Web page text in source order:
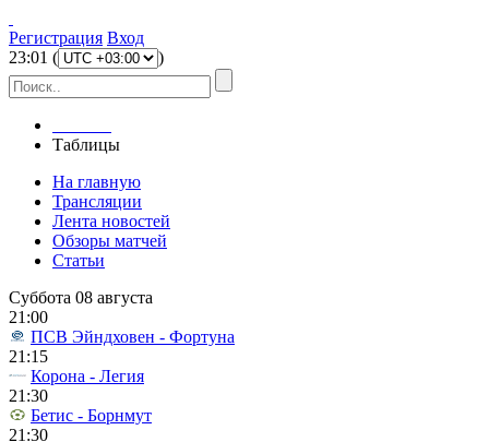
Регистрация Вход
23:01 ( )
Таблицы
На главную
Трансляции
Лента новостей
Обзоры матчей
Статьи
Суббота 08 августа
21:00
ПСВ Эйндховен - Фортуна
21:15
Корона - Легия
21:30
Бетис - Борнмут
21:30